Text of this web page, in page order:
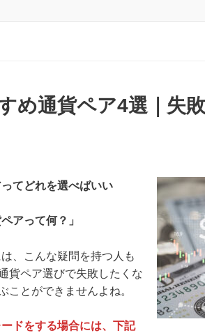
め通貨ペア4選｜失
てどれを選べばいい
アって何？」
、こんな疑問を持つ人も
貨ペア選びで失敗したくな
ことができませんよね。
ドをする場合には、下記